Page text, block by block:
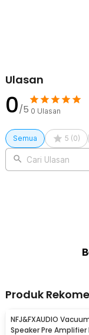
Ulasan
0/5 0 Ulasan
Semua 5 (0)
Cari Ulasan
Produk
NFJ&FXAUDIO
Speaker Pre Amplifier